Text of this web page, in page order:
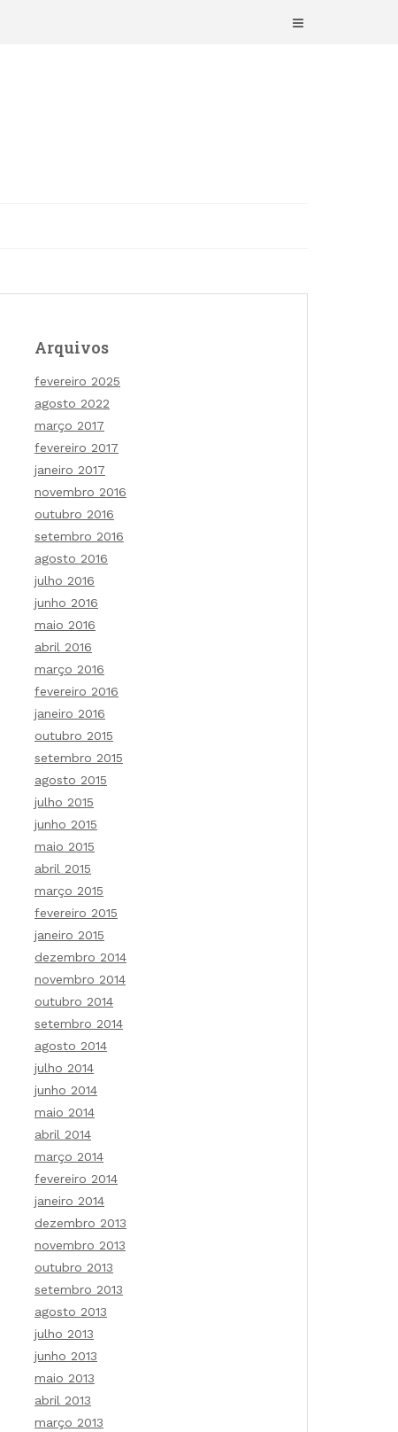
Arquivos
fevereiro 2025
agosto 2022
março 2017
fevereiro 2017
janeiro 2017
novembro 2016
outubro 2016
setembro 2016
agosto 2016
julho 2016
junho 2016
maio 2016
abril 2016
março 2016
fevereiro 2016
janeiro 2016
outubro 2015
setembro 2015
agosto 2015
julho 2015
junho 2015
maio 2015
abril 2015
março 2015
fevereiro 2015
janeiro 2015
dezembro 2014
novembro 2014
outubro 2014
setembro 2014
agosto 2014
julho 2014
junho 2014
maio 2014
abril 2014
março 2014
fevereiro 2014
janeiro 2014
dezembro 2013
novembro 2013
outubro 2013
setembro 2013
agosto 2013
julho 2013
junho 2013
maio 2013
abril 2013
março 2013